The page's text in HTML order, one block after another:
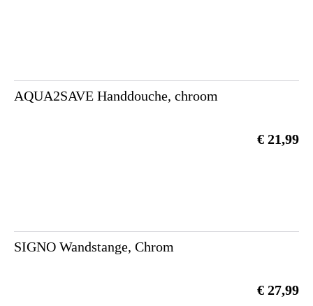
AQUA2SAVE Handdouche, chroom
€ 21,99
SIGNO Wandstange, Chrom
€ 27,99